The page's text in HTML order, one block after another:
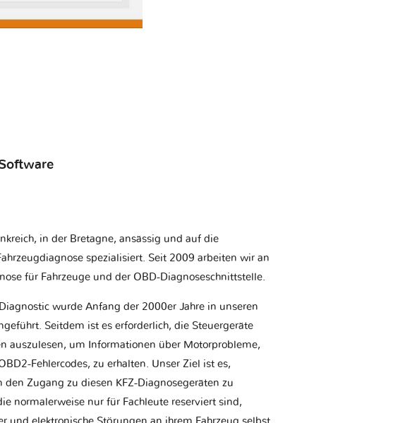
in der Bretagne, ansässig und auf die
spezialisiert. Seit 2009 arbeiten wir an
für Fahrzeuge und der OBD-Diagnoseschnittstelle.
wurde Anfang der 2000er Jahre in unseren
Seitdem ist es erforderlich, die Steuergeräte
auszulesen, um Informationen über Motorprobleme,
Fehlercodes, zu erhalten. Unser Ziel ist es,
den Zugang zu diesen KFZ-Diagnosegeräten zu
normalerweise nur für Fachleute reserviert sind,